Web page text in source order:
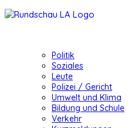
Politik
Soziales
Leute
Polizei / Gericht
Umwelt und Klima
Bildung und Schule
Verkehr